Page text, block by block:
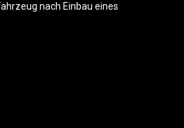
nach Einbau eines